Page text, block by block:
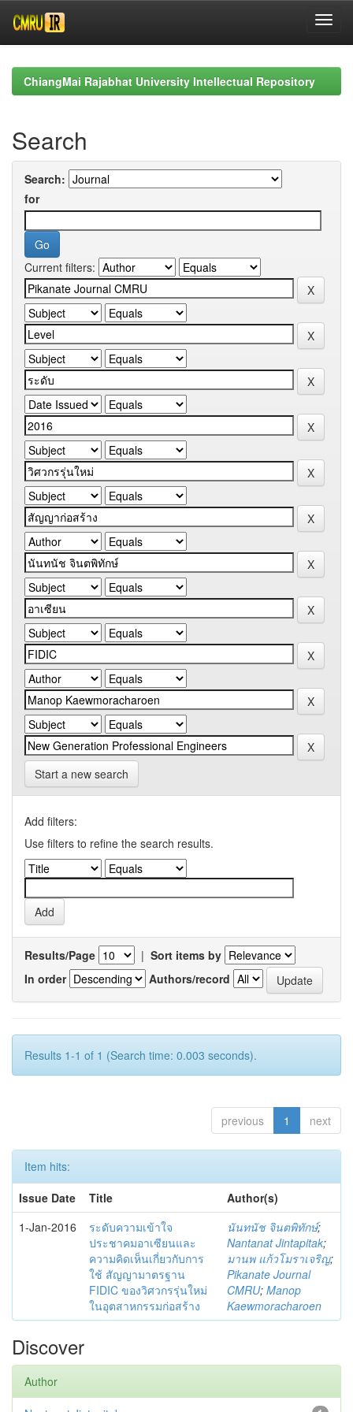
navigationChiangMai Rajabhat University Intellectual Repository
Search
Search:
for
Current filters:
Start a new search
Add filters:
Use filters to refine the search results.
Results/Page | Sort items by
In order
Authors/record
Results 1-1 of 1 (Search time: 0.003 seconds).
previous 1 next
Item hits:
Issue Date
Title
Author(s)
1-Jan-2016
ระดับความเข้าใจ
ประชาคมอาเซียนและ
ความคิดเห็นเกี่ยวกับการ
ใช้ สัญญามาตรฐาน
FIDIC ของวิศวกรรุ่นใหม่
ในอุตสาหกรรมก่อสร้าง
นันทนัช จินตพิทักษ์;
Nantanat Jintapitak;
มานพ แก้วโมราเจริญ;
Pikanate Journal
CMRU; Manop
Kaewmoracharoen
Discover
Author